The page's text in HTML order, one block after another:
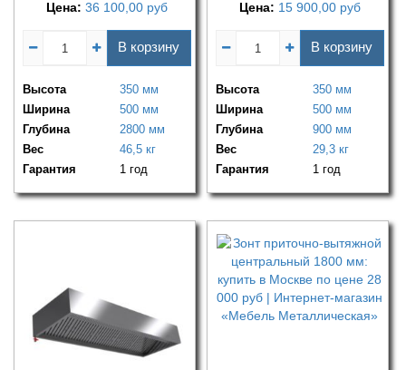
Цена: 36 100,00 руб
В корзину
Высота
350 мм
Ширина
500 мм
Глубина
2800 мм
Вес
46,5 кг
Гарантия
1 год
Цена: 15 900,00 руб
В корзину
Высота
350 мм
Ширина
500 мм
Глубина
900 мм
Вес
29,3 кг
Гарантия
1 год